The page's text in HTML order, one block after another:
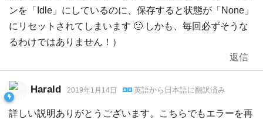
ンを「Idle」にしているのに、保存すると状態が「None」
にリセットされてしまいます 🙁 しかも、毎回必ずそうな
るわけではありません！）
返信
Harald 2019年1月14日 英語から 日本語に翻訳済み
詳しい説明ありがとうございます。こちらでもエラーを再